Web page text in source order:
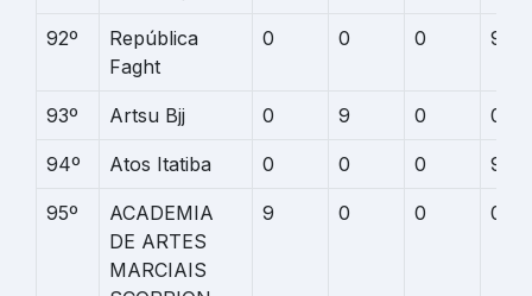
92º
República
Faght
0 0 0 9
93º Artsu Bjj 0 9 0 0
94º Atos Itatiba 0 0 0 9
95º
ACADEMIA
DE ARTES
MARCIAIS
9 0 0 0